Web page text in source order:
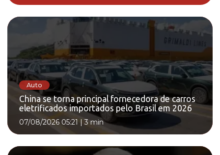
Auto
China se torna principal fornecedora de carros
eletrificados importados pelo Brasil em 2026
07/08/2026 05:21 | 3 min